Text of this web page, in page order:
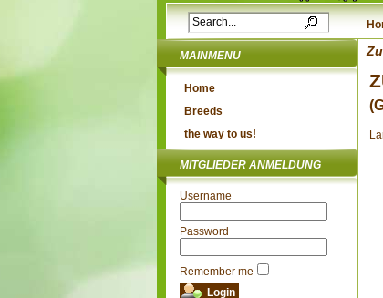
MAINMENU
Home
Breeds
the way to us!
MITGLIEDER ANMELDUNG
Username
Password
Remember me